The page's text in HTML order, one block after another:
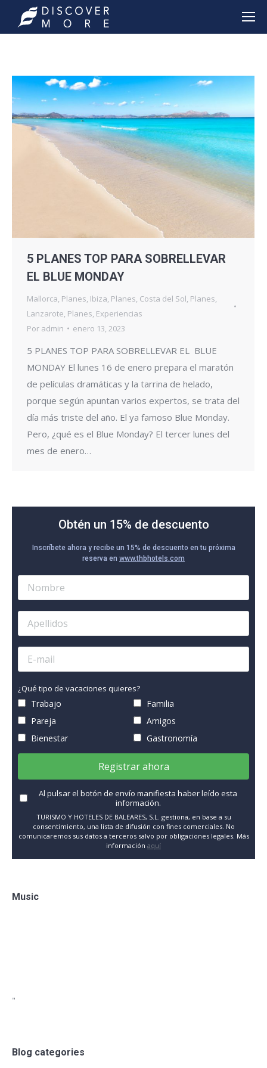
5 PLANES TOP PARA SOBRELLEVAR
EL BLUE MONDAY
Mallorca Planes Ibiza Planes Costa del Sol Planes
Lanzarote Planes Experiencias
Por admin enero 13, 2023
5 PLANES TOP PARA SOBRELLEVAR EL BLUE
MONDAY El lunes 16 de enero prepara el maratón
de películas dramáticas y la tarrina de helado,
porque según apuntan varios expertos, se trata del
día más triste del año. El ya famoso Blue Monday.
Pero, ¿qué es el Blue Monday? El tercer lunes del
mes de enero…
Obtén un 15% de descuento
Inscríbete ahora y recibe un 15% de descuento en tu próxima
reserva en www.thbhotels.com
¿Qué tipo de vacaciones quieres?
Trabajo
Familia
Pareja
Amigos
Bienestar
Gastronomía
Registrar ahora
Al pulsar el botón de envío manifiesta haber leído esta
información.
TURISMO Y HOTELES DE BALEARES, S.L. gestiona, en base a su
consentimiento, una lista de difusión con fines comerciales. No
comunicaremos sus datos a terceros salvo por obligaciones legales. Más
información aquí
Music
"
Blog categories